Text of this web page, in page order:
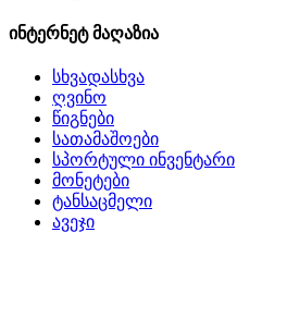
ინტერნეტ მაღაზია
სხვადასხვა
ღვინო
წიგნები
სათამაშოები
სპორტული ინვენტარი
მონეტები
ტანსაცმელი
ავეჯი